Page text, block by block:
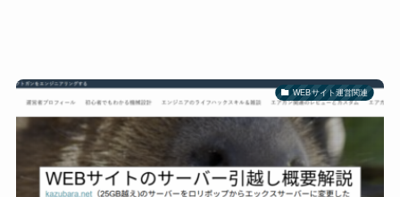
WEBサイト運営関連